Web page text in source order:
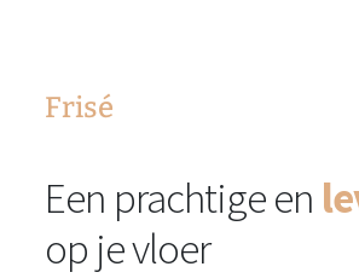
Frisé
Een prachtige en
op je vloer